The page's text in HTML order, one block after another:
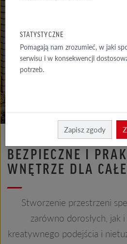
GALERIA
ELEWACJA
BEZPIECZNE I
WNĘTRZE DLA
Stworzenie przestrzeni
zarówno dorosłych, jak
kreatywnego podejścia i
STATYSTYCZNE
Pomagają nam zrozumieć, w jaki
serwisu i w konsekwencji
potrzeb.
Zapisz zgody